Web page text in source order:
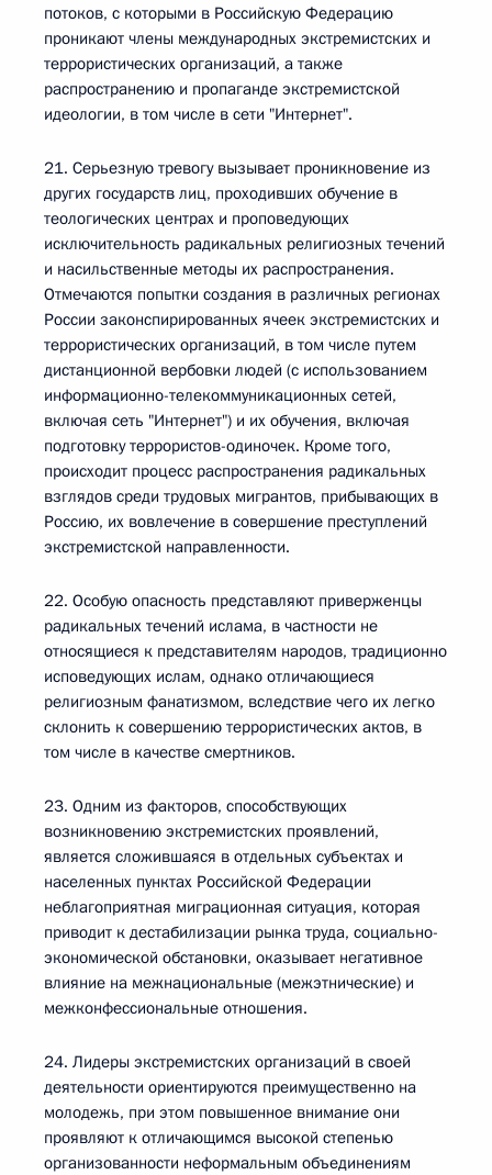
потоков, с которыми в Российскую Федерацию
проникают члены международных экстремистских и
террористических организаций, а также
распространению и пропаганде экстремистской
идеологии, в том числе в сети "Интернет".
21. Серьезную тревогу вызывает проникновение из
других государств лиц, проходивших обучение в
теологических центрах и проповедующих
исключительность радикальных религиозных течений
и насильственные методы их распространения.
Отмечаются попытки создания в различных регионах
России законспирированных ячеек экстремистских и
террористических организаций, в том числе путем
дистанционной вербовки людей (с использованием
информационно-телекоммуникационных сетей,
включая сеть "Интернет") и их обучения, включая
подготовку террористов-одиночек. Кроме того,
происходит процесс распространения радикальных
взглядов среди трудовых мигрантов, прибывающих в
Россию, их вовлечение в совершение преступлений
экстремистской направленности.
22. Особую опасность представляют приверженцы
радикальных течений ислама, в частности не
относящиеся к представителям народов, традиционно
исповедующих ислам, однако отличающиеся
религиозным фанатизмом, вследствие чего их легко
склонить к совершению террористических актов, в
том числе в качестве смертников.
23. Одним из факторов, способствующих
возникновению экстремистских проявлений,
является сложившаяся в отдельных субъектах и
населенных пунктах Российской Федерации
неблагоприятная миграционная ситуация, которая
приводит к дестабилизации рынка труда, социально-
экономической обстановки, оказывает негативное
влияние на межнациональные (межэтнические) и
межконфессиональные отношения.
24. Лидеры экстремистских организаций в своей
деятельности ориентируются преимущественно на
молодежь, при этом повышенное внимание они
проявляют к отличающимся высокой степенью
организованности неформальным объединениям